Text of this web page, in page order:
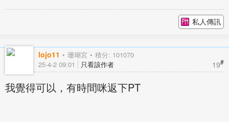
私人傳訊
lojo11 珊瑚宮 積分: 101070
19#
25-4-2 09:01 只看該作者
我覺得可以，有時間咪返下PT